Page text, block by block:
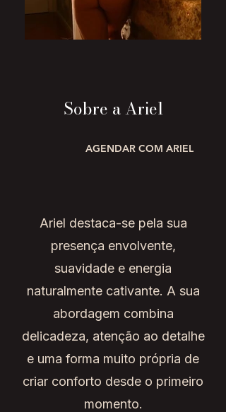
Sobre a Ariel
AGENDAR COM ARIEL
Ariel destaca-se pela sua
presença envolvente,
suavidade e energia
naturalmente cativante. A sua
abordagem combina
delicadeza, atenção ao detalhe
e uma forma muito própria de
criar conforto desde o primeiro
momento.